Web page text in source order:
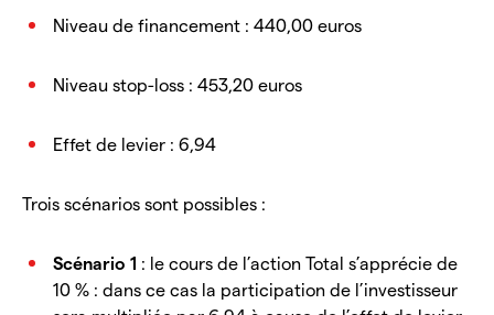
Niveau de financement : 440,00 euros
Niveau stop-loss : 453,20 euros
Effet de levier : 6,94
Trois scénarios sont possibles :
Scénario 1 : le cours de l’action Total s’apprécie de
10 % : dans ce cas la participation de l’investisseur